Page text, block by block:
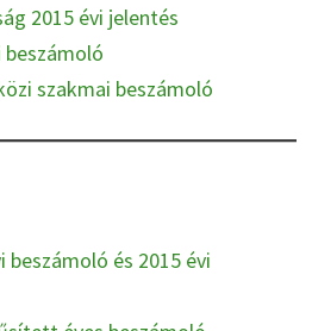
2015 évi jelentés
beszámoló
szakmai beszámoló
beszámoló és 2015 évi